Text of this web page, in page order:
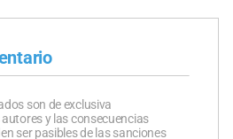
son de exclusiva
y las consecuencias
ser pasibles de las sanciones